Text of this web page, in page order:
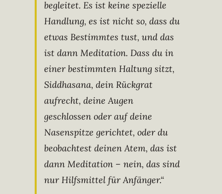
begleitet. Es ist keine spezielle
Handlung, es ist nicht so, dass du
etwas Bestimmtes tust, und das
ist dann Meditation. Dass du in
einer bestimmten Haltung sitzt,
Siddhasana, dein Rückgrat
aufrecht, deine Augen
geschlossen oder auf deine
Nasenspitze gerichtet, oder du
beobachtest deinen Atem, das ist
dann Meditation – nein, das sind
nur Hilfsmittel für Anfänger.“